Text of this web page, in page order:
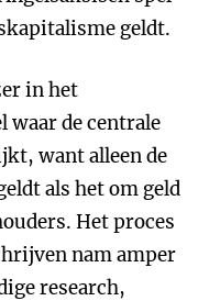
geldt.
in het
waar de centrale
want alleen de
als het om geld
Het proces
nam amper
research,